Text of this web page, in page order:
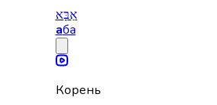
אַבָּא
аба
Корень